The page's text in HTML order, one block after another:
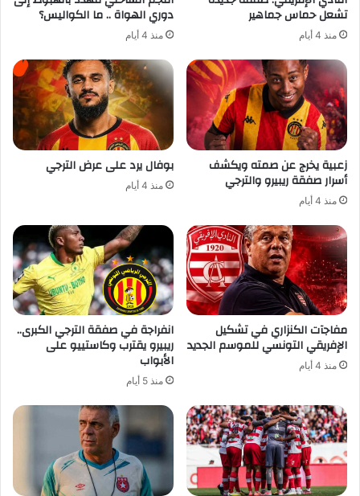
تشعل حماس جماهير
منذ 4 أيام
دوري الهواة .. ما الكواليس؟
منذ 4 أيام
زعبية يخرج عن صمته ويكشف
أسرار صفقة ريبيرو والترجي
منذ 4 أيام
بوفال يرد على عرض الترجي
منذ 4 أيام
مفاجآت الكنزاري في تشكيل
الإفريقي التونسي للموسم الجديد
منذ 4 أيام
انفراجة في صفقة الترجي الكبرى..
ريبيرو يقترب وكاستييو على
الأبواب
منذ 5 أيام